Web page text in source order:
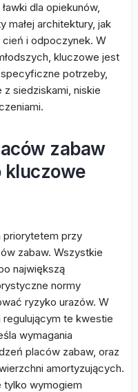
dla opiekunów,
małej architektury, jak
i odpoczynek. W
kluczowe jest
potrzeby,
siedziskami, niskie
zabaw
kluczowe
priorytetem przy
zabaw. Wszystkie
największą
normy
ryzyko urazów. W
te kwestie
wymagania
placów zabaw, oraz
amortyzujących.
tylko wymogiem